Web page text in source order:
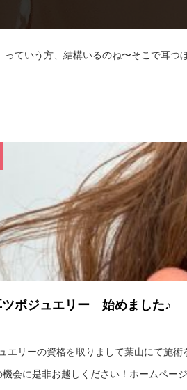
ていう方、結構いるのね〜そこで耳つ
ツボジュエリー 始めました♪
エリーの資格を取りまして葉山にて施術
会に是非お越しください！ホームペー